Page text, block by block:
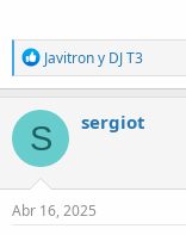
R
e
a
c
t
i
o
n
s
Javitrony DJ T3
S sergiot
Abr 16, 2025